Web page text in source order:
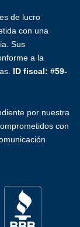
de lucro
con una
Sus
a la
ID fiscal: #59-
por nuestra
con